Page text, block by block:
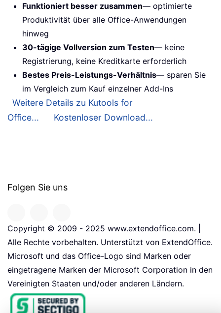
Funktioniert besser zusammen— optimierte
Produktivität über alle Office-Anwendungen
hinweg
30-tägige Vollversion zum Testen— keine
Registrierung, keine Kreditkarte erforderlich
Bestes Preis-Leistungs-Verhältnis— sparen Sie
im Vergleich zum Kauf einzelner Add-Ins
Weitere Details zu Kutools for
Office...
Kostenloser Download...
Folgen Sie uns
Copyright © 2009 - 2025 www.extendoffice.com. |
Alle Rechte vorbehalten. Unterstützt von ExtendOffice.
Microsoft und das Office-Logo sind Marken oder
eingetragene Marken der Microsoft Corporation in den
Vereinigten Staaten und/oder anderen Ländern.